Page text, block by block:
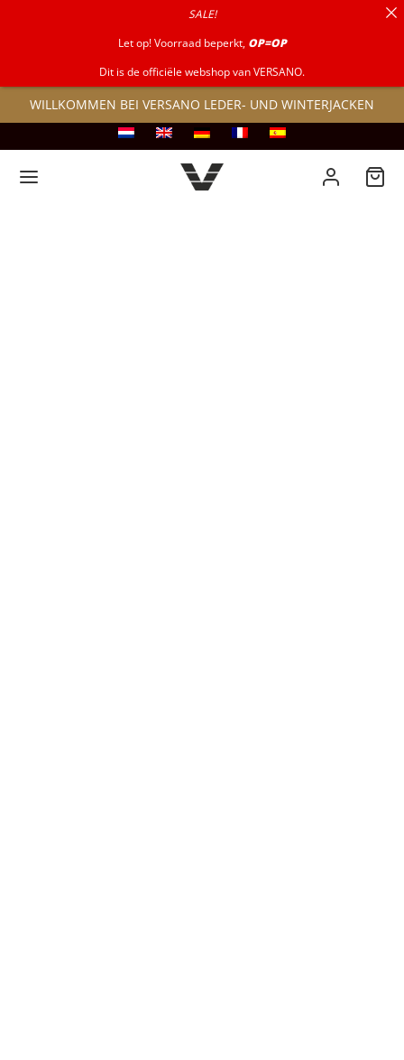
WILLKOMMEN BEI VERSANO LEDER- UND WINTERJACKEN
SALE!
Let op! Voorraad beperkt, OP=OP
Dit is de officiële webshop van VERSANO.